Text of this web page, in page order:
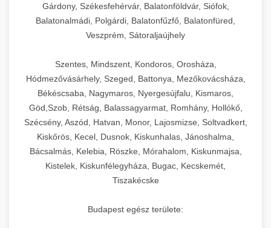
Gárdony, Székesfehérvár, Balatonföldvár, Siófok,
Balatonalmádi, Polgárdi, Balatonfűzfő, Balatonfüred,
Veszprém, Sátoraljaújhely
Szentes, Mindszent, Kondoros, Orosháza,
Hódmezővásárhely, Szeged, Battonya, Mezőkovácsháza,
Békéscsaba, Nagymaros, Nyergesújfalu, Kismaros,
Göd,Szob, Rétság, Balassagyarmat, Romhány, Hollókő,
Szécsény, Aszód, Hatvan, Monor, Lajosmizse, Soltvadkert,
Kiskőrös, Kecel, Dusnok, Kiskunhalas, Jánoshalma,
Bácsalmás, Kelebia, Röszke, Mórahalom, Kiskunmajsa,
Kistelek, Kiskunfélegyháza, Bugac, Kecskemét,
Tiszakécske
Budapest egész területe: